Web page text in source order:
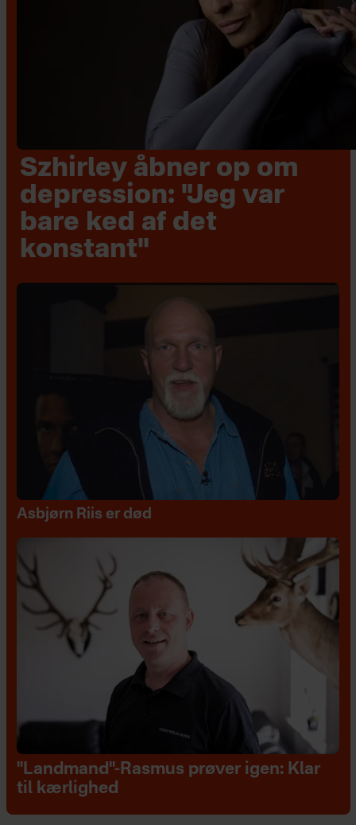
Szhirley åbner op om
depression: "Jeg var
bare ked af det
konstant"
Asbjørn Riis er død
"Landmand"-Rasmus prøver igen: Klar
til kærlighed